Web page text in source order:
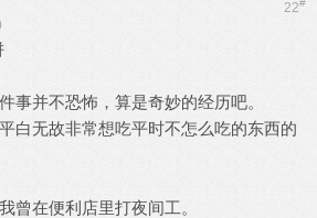
22#
并不恐怖，算是奇妙的经历吧。
无故非常想吃平时不怎么吃的东西的
在便利店里打夜间工。